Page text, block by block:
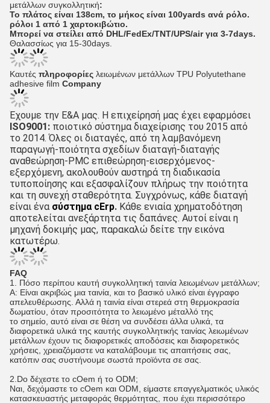
μετάλλων συγκολλητική:
Το πλάτος είναι 138cm, το μήκος είναι 100yards ανά ρόλο.
ρόλοι 1 από 1 χαρτοκιβώτιο.
Μπορεί να στείλει από DHL/FedEx/TNT/UPS/air για 3-7days.
Θαλασσίως για 15-30days.
Καυτές πληροφορίες λειωμένων μετάλλων TPU Polyutethane
adhesive film Company
Έχουμε την Ε&Α μας. Η επιχείρησή μας έχει εφαρμόσει
ISO9001: ποιοτικό σύστημα διαχείρισης του 2015 από
το 2014. Όλες οι διαταγές, από τη λαμβανόμενη
παραγωγή-ποιότητα σχεδίων διαταγή-διαταγής
αναθεώρηση-PMC επιθεώρηση-εισερχόμενος-
εξερχόμενη, ακολουθούν αυστηρά τη διαδικασία
τυποποίησης και εξασφαλίζουν πλήρως την ποιότητα
και τη συνεχή σταθερότητα. Συγχρόνως, κάθε διαταγή
είναι ένα σύστημα cErp. Κάθε ενιαία χρηματοδότηση
αποτελείται ανεξάρτητα τις δαπάνες. Αυτοί είναι η
μηχανή δοκιμής μας, παρακαλώ δείτε την εικόνα
κατωτέρω.
FAQ
1. Πόσο περίπου καυτή συγκολλητική ταινία λειωμένων μετάλλων;
Α: Είναι ακριβώς μια ταινία, και το βασικό υλικό είναι έγγραφο
απελευθέρωσης. Αλλά η ταινία είναι στερεά στη θερμοκρασία
δωματίου, όταν προσιτότητα το λειωμένο μέταλλό της
το σημείο, αυτό είναι σε θέση να συνδέσει άλλα υλικά, τα
διαφορετικά υλικά της καυτής συγκολλητικής ταινίας λειωμένων
μετάλλων έχουν τις διαφορετικές αποδόσεις και διαφορετικός
χρήσεις, χρειαζόμαστε να καταλάβουμε τις απαιτήσεις σας,
κατόπιν σας συστήνουμε σωστά προϊόντα σε σας.
2.Do δέχεστε το cOem ή το ODM;
Ναι, δεχόμαστε το cOem και ODM, είμαστε επαγγελματικός υλικός
κατασκευαστής μεταφοράς θερμότητας, που έχει περισσότερο